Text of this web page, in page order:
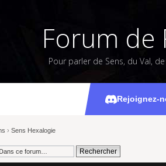
Forum de
Pour parler de Sens, du Val,
Rejoignez-
› Sens Hexalogie